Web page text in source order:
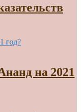
на 2021